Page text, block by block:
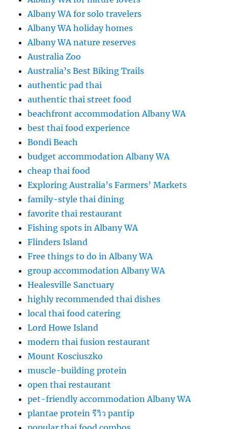
Albany WA for solo travelers
Albany WA holiday homes
Albany WA nature reserves
Australia Zoo
Australia’s Best Biking Trails
authentic pad thai
authentic thai street food
beachfront accommodation Albany WA
best thai food experience
Bondi Beach
budget accommodation Albany WA
cheap thai food
Exploring Australia’s Farmers’ Markets
family-style thai dining
favorite thai restaurant
Fishing spots in Albany WA
Flinders Island
Free things to do in Albany WA
group accommodation Albany WA
Healesville Sanctuary
highly recommended thai dishes
local thai food catering
Lord Howe Island
modern thai fusion restaurant
Mount Kosciuszko
muscle-building protein
open thai restaurant
pet-friendly accommodation Albany WA
plantae protein รีวิว pantip